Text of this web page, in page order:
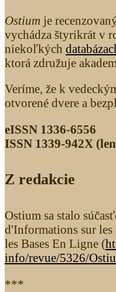
Ostium je
vychádza štyrikrát v
niekoľkých
ktorá združuje
Veríme, že k
otvorené dvere a
eISSN 1336-6556
ISSN 1339­-942X
Z redakcie
Ostium sa stalo
d'Informations sur les
les Bases En Ligne (
info/revue/5326/
***